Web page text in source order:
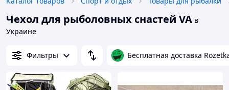
Чехол для рыболовных снастей VA в
Украине
Фильтры Бесплатная доставка